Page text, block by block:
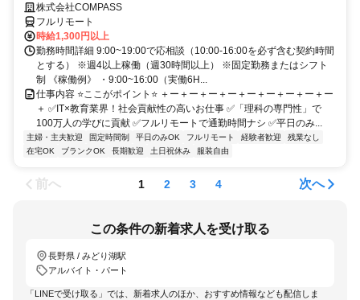
株式会社COMPASS
フルリモート
時給1,300円以上
勤務時間詳細 9:00~19:00で応相談（10:00-16:00を必ず含む契約時間
とする） ※週4以上稼働（週30時間以上） ※固定勤務またはシフト
制 《稼働例》 ・9:00~16:00（実働6H...
仕事内容 ⭐ここがポイント⭐ ＋ー＋ー＋ー＋ー＋ー＋ー＋ー＋ー＋ー
＋ ✅IT×教育業界！社会貢献性の高いお仕事 ✅「理科の専門性」で
100万人の学びに貢献 ✅フルリモートで通勤時間ナシ ✅平日のみ...
主婦・主夫歓迎 固定時間制 平日のみOK フルリモート 経験者歓迎
残業なし
在宅OK
ブランクOK 長期歓迎 土日祝休み 服装自由
前へ 1 2 3 4 次へ
この条件の新着求人を受け取る
長野県 / みどり湖駅
アルバイト・パート
「LINEで受け取る」では、新着求人のほか、おすすめ情報なども配信しま